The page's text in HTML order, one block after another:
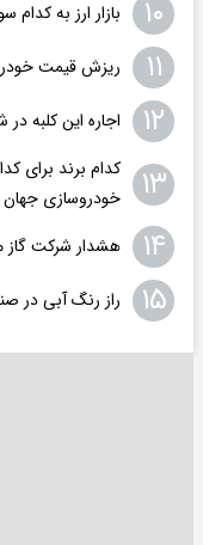
۱۰ بازار ارز به کدام
۱۱ ریزش قیمت
۱۲ اجاره این کلبه در شمال شبی ۸۱
۱۳
کدام برند برای
خودروسازی جهان
۱۴ هشدار شرکت گاز
۱۵ راز رنگ آبی در